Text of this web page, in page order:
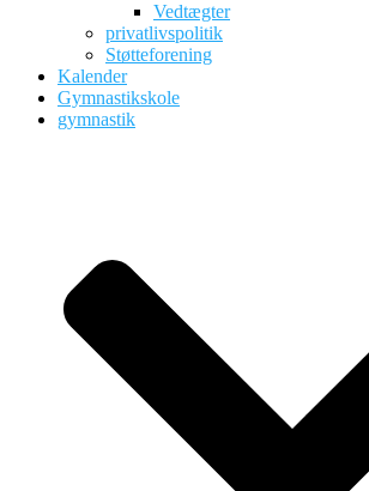
Vedtægter
privatlivspolitik
Støtteforening
Kalender
Gymnastikskole
gymnastik